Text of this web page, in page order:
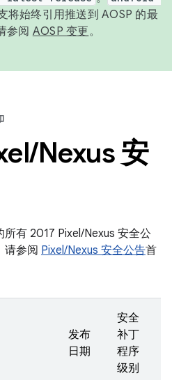
将始终引用推送到 AOSP 的最
参阅 AOSP 变更。
/Nexus 安
有 2017 Pixel/Nexus 安全公
请参阅 Pixel/Nexus 安全公告首
发布
日期
安全
补丁
程序
级别